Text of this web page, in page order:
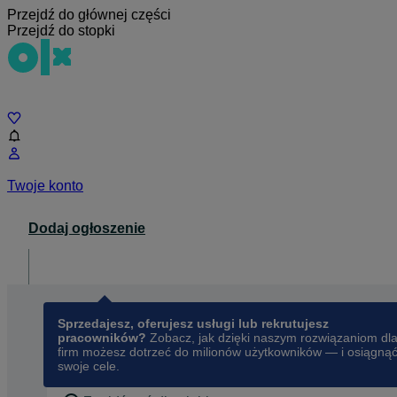
Przejdź do głównej części
Przejdź do stopki
Twoje konto
Dodaj ogłoszenie
Sprzedajesz, oferujesz usługi lub rekrutujesz
pracowników? Zobacz, jak dzięki naszym rozwiązaniom dla
firm możesz dotrzeć do milionów użytkowników — i osiągnąć
swoje cele.